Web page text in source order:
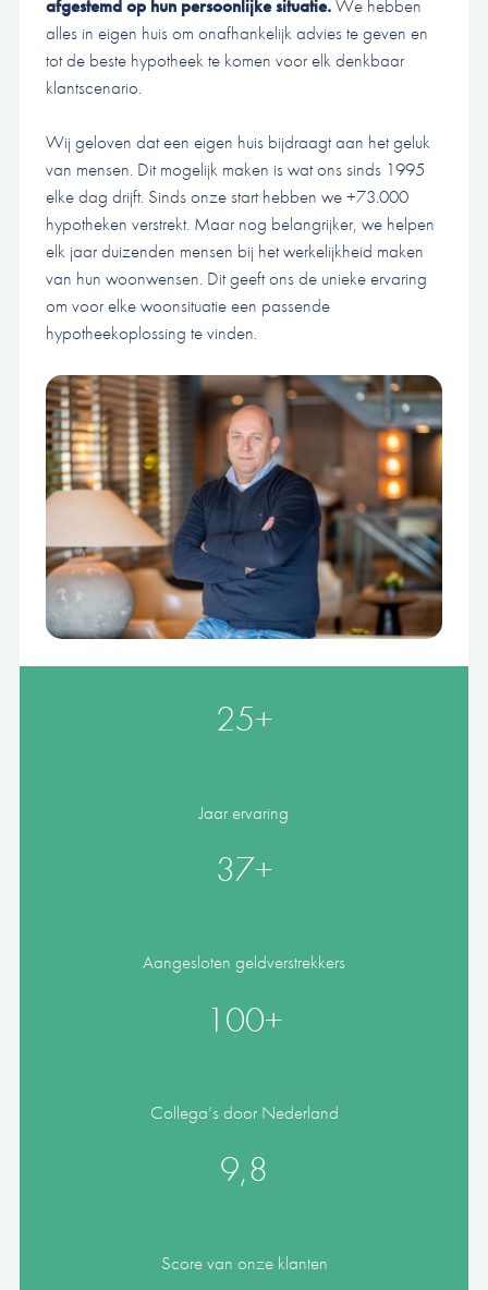
afgestemd op hun persoonlijke situatie.We hebben
alles in eigen huis om onafhankelijk advies te geven en
tot de beste hypotheek te komen voor elk denkbaar
klantscenario.
Wij geloven dat een eigen huis bijdraagt aan het geluk
van mensen. Dit mogelijk maken is wat ons sinds 1995
elke dag drijft. Sinds onze start hebben we +73.000
hypotheken verstrekt. Maar nog belangrijker, we helpen
elk jaar duizenden mensen bij het werkelijkheid maken
van hun woonwensen. Dit geeft ons de unieke ervaring
om voor elke woonsituatie een passende
hypotheekoplossing te vinden.
25+
Jaar ervaring
37+
Aangesloten geldverstrekkers
100+
Collega’s door Nederland
9,8
Score van onze klanten